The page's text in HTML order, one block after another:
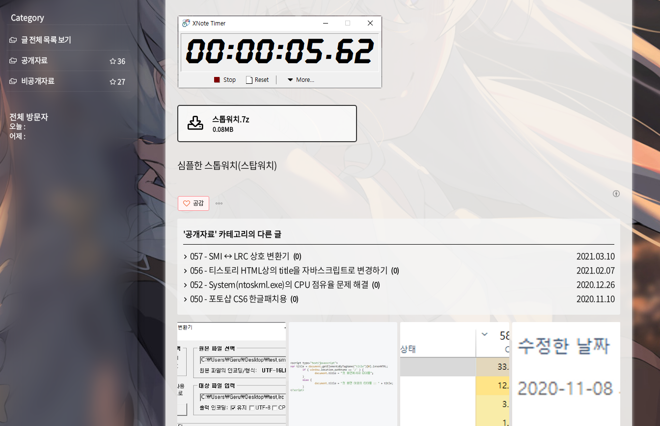
스톱워치.7z
0.08MB
심플한 스톱워치(스탑워치)
공감
'공개자료' 카테고리의 다른 글
057 - SMI ↔ LRC 상호 변환기 (0)
2021.03.10
056 - 티스토리 HTML상의 title을 자바스크립트로 변경하기 (0)
2021.02.07
052 - System(ntoskrnl.exe)의 CPU 점유율 문제 해결 (0)
2020.12.26
050 - 포토샵 CS6 한글패치용 (0) 2020.11.10
Category
글 전체 목록 보기
공개자료
36
비공개자료 27
전체 방문자
오늘 :
어제 :